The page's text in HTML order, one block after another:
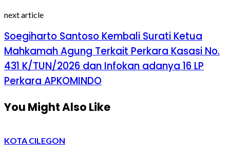
next article
Soegiharto Santoso Kembali Surati Ketua
Mahkamah Agung Terkait Perkara Kasasi No.
431 K/TUN/2026 dan Infokan adanya 16 LP
Perkara APKOMINDO
You Might Also Like
KOTA CILEGON